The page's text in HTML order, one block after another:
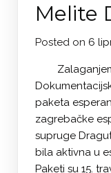
Melite
Posted on 6
paketa
zagrebačke
supruge
bila aktivna u
Paketi su 15.